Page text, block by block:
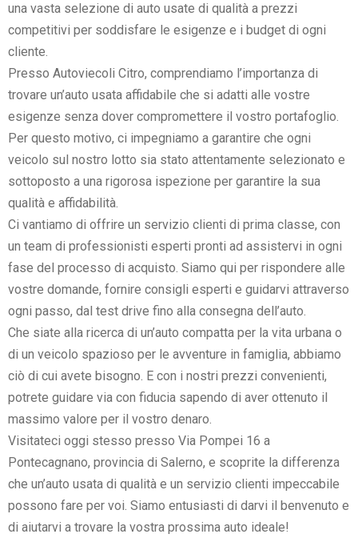
una vasta selezione di auto usate di qualità a prezzi
competitivi per soddisfare le esigenze e i budget di ogni
cliente.
Presso Autoviecoli Citro, comprendiamo l’importanza di
trovare un’auto usata affidabile che si adatti alle vostre
esigenze senza dover compromettere il vostro portafoglio.
Per questo motivo, ci impegniamo a garantire che ogni
veicolo sul nostro lotto sia stato attentamente selezionato e
sottoposto a una rigorosa ispezione per garantire la sua
qualità e affidabilità.
Ci vantiamo di offrire un servizio clienti di prima classe, con
un team di professionisti esperti pronti ad assistervi in ogni
fase del processo di acquisto. Siamo qui per rispondere alle
vostre domande, fornire consigli esperti e guidarvi attraverso
ogni passo, dal test drive fino alla consegna dell’auto.
Che siate alla ricerca di un’auto compatta per la vita urbana o
di un veicolo spazioso per le avventure in famiglia, abbiamo
ciò di cui avete bisogno. E con i nostri prezzi convenienti,
potrete guidare via con fiducia sapendo di aver ottenuto il
massimo valore per il vostro denaro.
Visitateci oggi stesso presso Via Pompei 16 a
Pontecagnano, provincia di Salerno, e scoprite la differenza
che un’auto usata di qualità e un servizio clienti impeccabile
possono fare per voi. Siamo entusiasti di darvi il benvenuto e
di aiutarvi a trovare la vostra prossima auto ideale!